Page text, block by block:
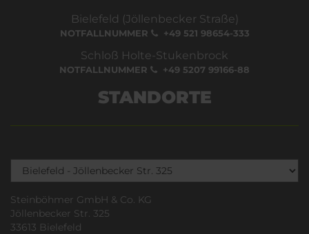
Bielefeld (Jöllenbecker Straße)
NOTFALLNUMMER +49 521 98654-333
Schloß Holte-Stukenbrock
NOTFALLNUMMER +49 5207 99166-88
STANDORTE
Steinböhmer GmbH & Co. KG
Jöllenbecker Str. 325
33613 Bielefeld